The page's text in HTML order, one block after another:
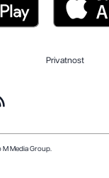
Privatnost
Media Group.